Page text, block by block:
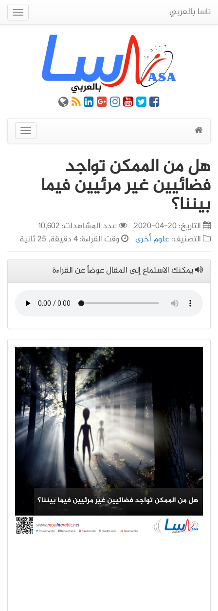
ناسا بالعربي
عرض
القائمة
هل من الممكن تواجد
فضائيين غير مرئيين فيما
بيننا؟
التاريخ:20-04-2020
عدد المشاهدات: 10,602
التصنيف:علوم أخرى وقت القراءة: 4 دقيقة, 25 ثانية
يمكنك الاستماع إلى المقال عوضاً عن القراءة